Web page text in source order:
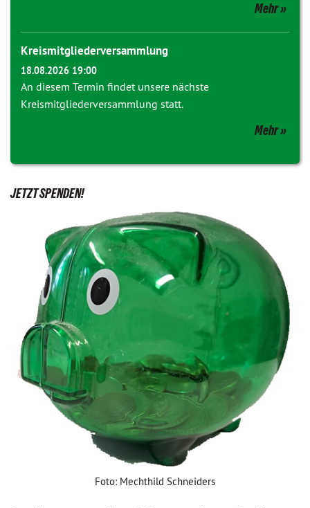
Mehr
Kreismitgliederversammlung
18.08.2026 19:00
An diesem Termin findet unsere nächste
Kreismitgliederversammlung statt.
Mehr
JETZT SPENDEN!
Foto: Mechthild Schneiders